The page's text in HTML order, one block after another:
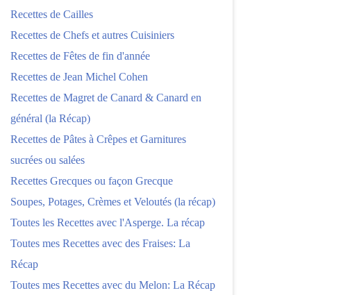
Recettes de Cailles
Recettes de Chefs et autres Cuisiniers
Recettes de Fêtes de fin d'année
Recettes de Jean Michel Cohen
Recettes de Magret de Canard & Canard en
général (la Récap)
Recettes de Pâtes à Crêpes et Garnitures
sucrées ou salées
Recettes Grecques ou façon Grecque
Soupes, Potages, Crèmes et Veloutés (la récap)
Toutes les Recettes avec l'Asperge. La récap
Toutes mes Recettes avec des Fraises: La
Récap
Toutes mes Recettes avec du Melon: La Récap